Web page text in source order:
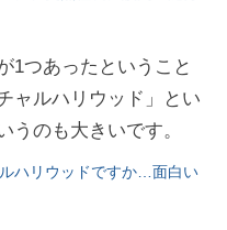
1つあったということ
ャルハリウッド」とい
うのも大きいです。
ハリウッドですか…面白い